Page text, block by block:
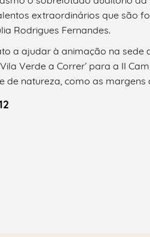
extraordinários que são
Rodrigues Fernandes.
a ajudar à animação na sede
Verde a Correr’ para a II
de natureza, como as margens